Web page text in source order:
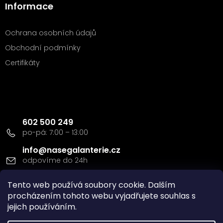
Tento web používá soubory cookie. Dalším
procházením tohoto webu vyjadřujete souhlas s
jejich používáním.
Informace
Ochrana osobních údajů
Obchodní podmínky
Certifikáty
info@nasegalanterie.cz
602 500 249
Doprava a platba